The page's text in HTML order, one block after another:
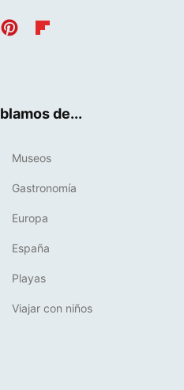
de...
Museos
Gastronomía
Europa
España
Playas
Viajar con niños